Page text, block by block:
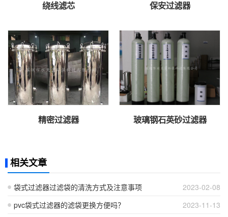
绕线滤芯 保安过滤器
精密过滤器 玻璃钢石英砂过滤器
相关文章
2023-02-08
袋式过滤器过滤袋的清洗方式及注意事项
2023-11-13
pvc袋式过滤器的滤袋更换方便吗？